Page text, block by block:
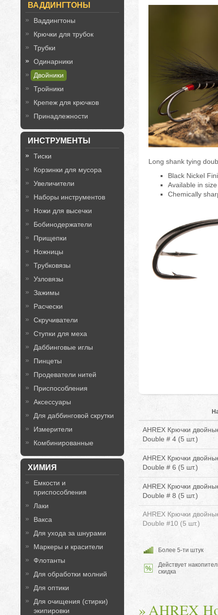
ВАДДИНГТОНЫ
Ваддингтоны
Крючки для трубок
Трубки
Одинарники
Двойники
Тройники
Крепеж для крючков
Принадлежности
ИНСТРУМЕНТЫ
Тиски
Корзинки для мусора
Увеличители
Наборы инструментов
Ножи для высечки
Бобинодержатели
Прищепки
Ножницы
Трубковязы
Узловязы
Зажимы
Расчески
Скручиватели
Ступки для меха
Даббинговые иглы
Пинцеты
Продеватели нитей
Приспособления
Аксессуары
Для даббинговой скрутки
Измерители
Комбинированные
ХИМИЯ
Емкости и
приспособления
Лаки
Вакса
Для ухода за шнурами
Маркеры и красители
Флотанты
Для обработки молний
Для оптики
Для очищения (стирки)
экипировки
Long shank tying
Black Nickel
Available in
Chemically
AHREX Крючки
Double # 4 (5 шт.)
AHREX Крючки
Double # 6 (5 шт.)
AHREX Крючки
Double # 8 (5 шт.)
AHREX Крючки
Double #10 (5 шт.)
Более 5-ти штук
Действует
скидка
AHREX